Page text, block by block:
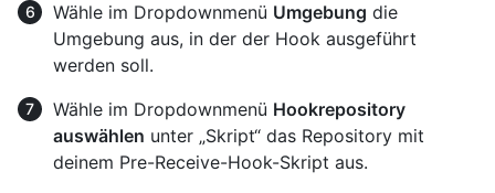
Wähle im Dropdownmenü Umgebung die
Umgebung aus, in der der Hook ausgeführt
werden soll.
Wähle im Dropdownmenü Hookrepository
auswählen unter „Skript“ das Repository mit
deinem Pre-Receive-Hook-Skript aus.